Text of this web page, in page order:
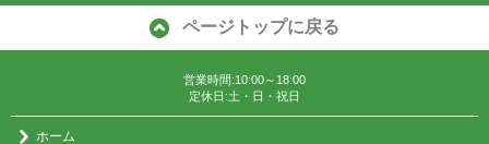
ページトップに戻る
営業時間:10:00～18:00
定休日:土・日・祝日
ホーム